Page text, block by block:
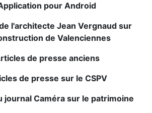
pour Android
l'architecte Jean Vergnaud sur
de Valenciennes
de presse anciens
de presse sur le CSPV
journal Caméra sur le patrimoine